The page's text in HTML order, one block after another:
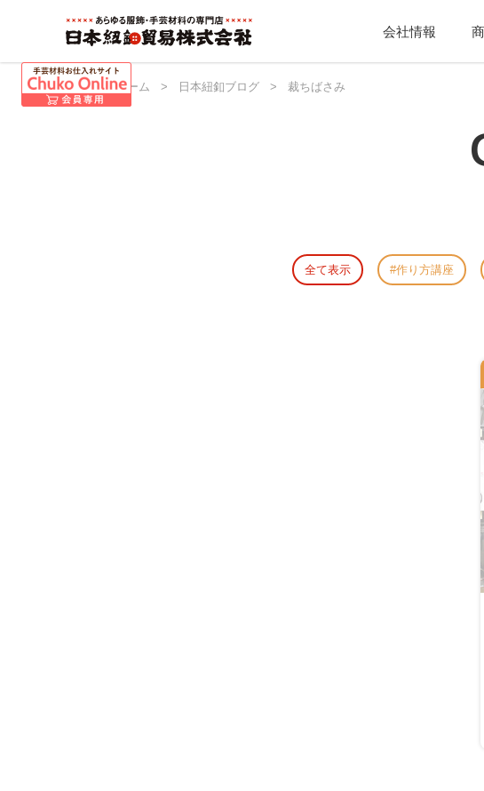
会社情報
日本紐釦 ホーム > 日本紐釦ブログ > 裁ちばさみ
全て表示 作り方講座